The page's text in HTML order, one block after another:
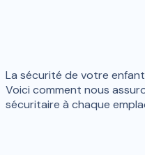
La sécurité de votre
Voici comment nous
sécuritaire à chaque